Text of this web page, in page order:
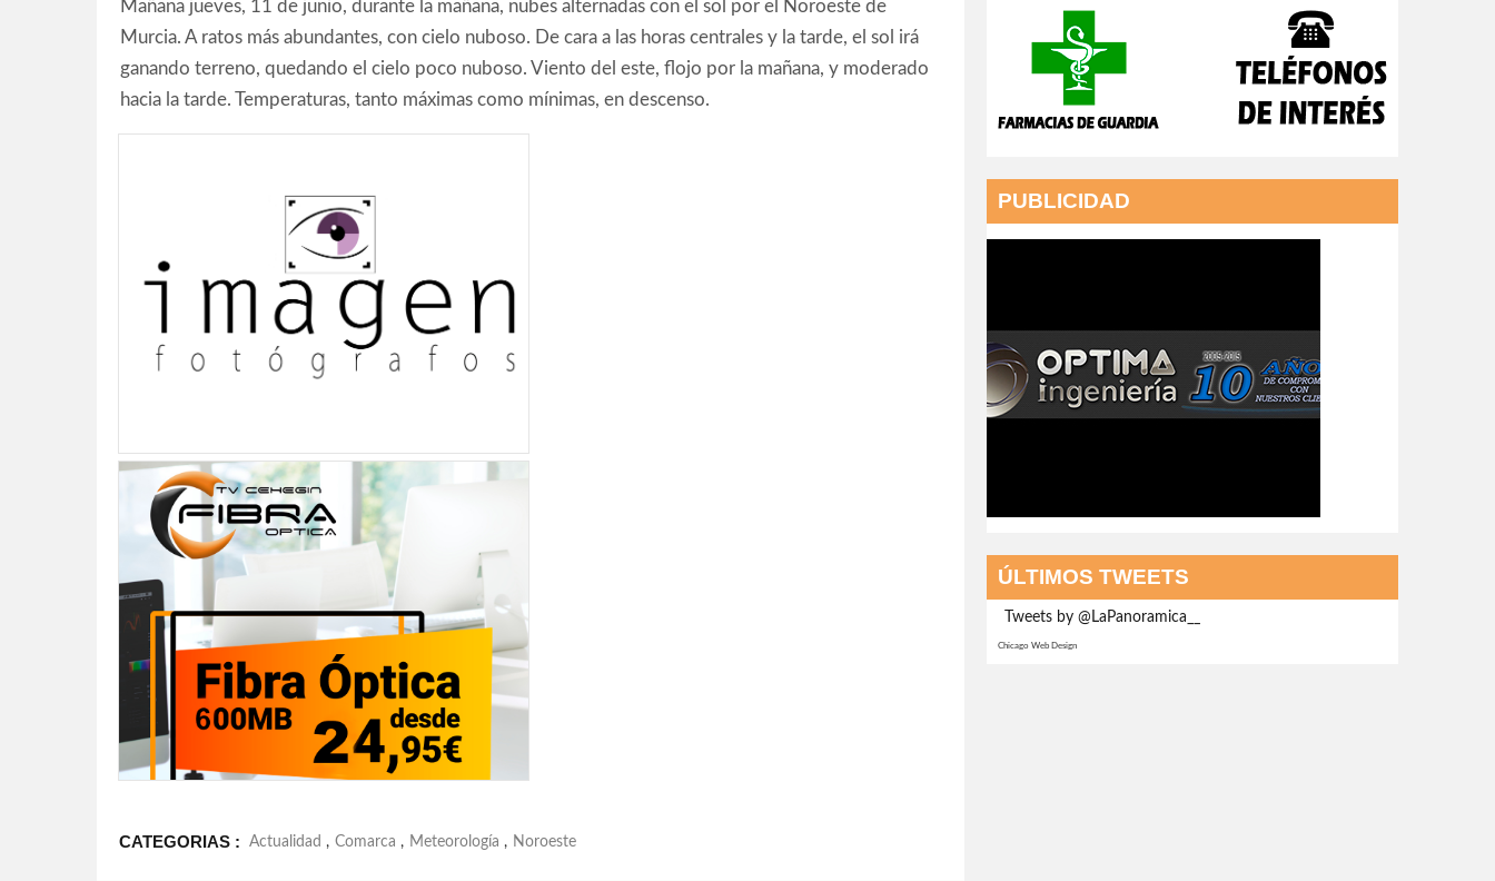
Mañana jueves, 11 de junio, durante la mañana, nubes alternadas con el sol por el Noroeste de
Murcia. A ratos más abundantes, con cielo nuboso. De cara a las horas centrales y la tarde, el sol irá
ganando terreno, quedando el cielo poco nuboso. Viento del este, flojo por la mañana, y moderado
hacia la tarde. Temperaturas, tanto máximas como mínimas, en descenso.
CATEGORIAS : Actualidad , Comarca , Meteorología , Noroeste
PUBLICIDAD
ÚLTIMOS TWEETS
Tweets by @LaPanoramica__
Chicago Web Design